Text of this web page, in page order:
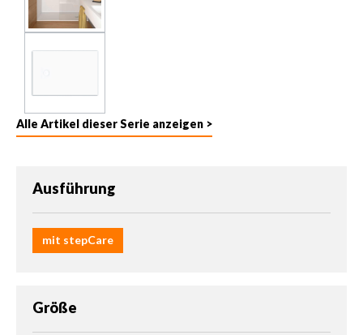
Alle Artikel dieser Serie anzeigen >
Ausführung
mit stepCare
Größe